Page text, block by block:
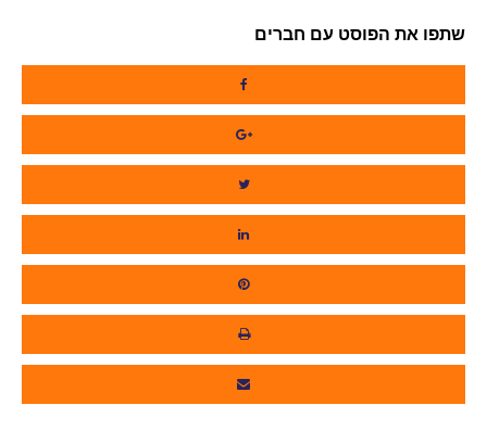
שתפו את הפוסט עם חברים